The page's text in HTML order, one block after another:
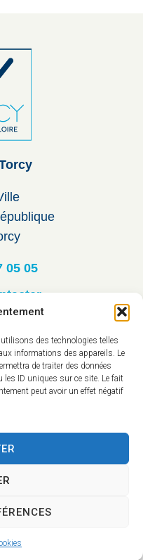
des technologies telles
informations des appareils. Le
de traiter des données
les ID uniques sur ce site. Le fait
peut avoir un effet négatif
05 05
:
Utopia